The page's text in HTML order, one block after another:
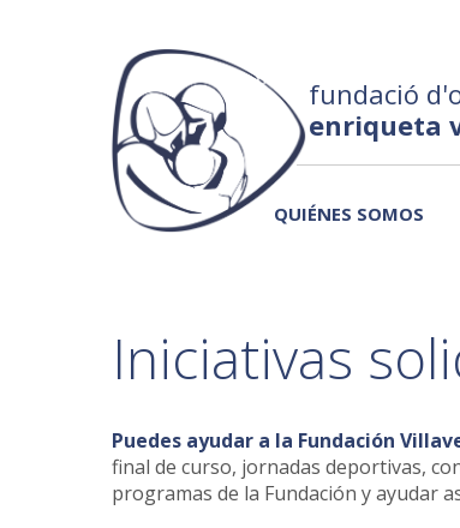
fundació
enriqueta
QUIÉNES SOMOS
Iniciativas
Puedes ayudar a la Fundación
final de curso, jornadas deportivas,
programas de la Fundación y ayudar